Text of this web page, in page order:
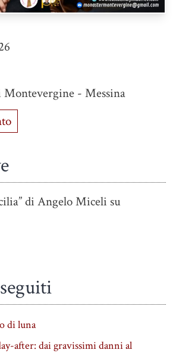
- Messina
di Angelo Miceli su
di luna
after: dai gravissimi danni al